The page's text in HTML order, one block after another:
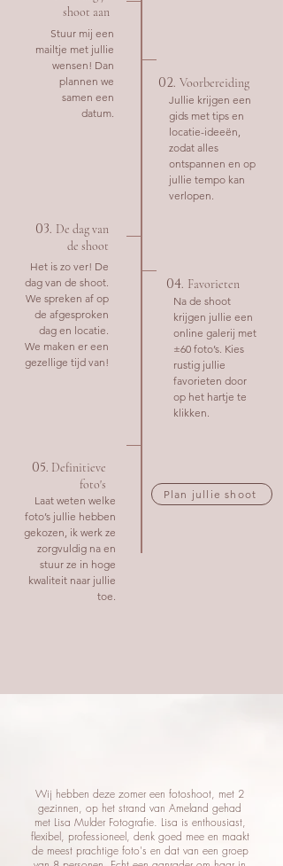
Stuur mij een
mailtje met jullie
wensen! Dan
plannen we
samen een
datum.
shoot aan
Het is zo ver! De
dag van de shoot.
We spreken af op
de afgesproken
dag en locatie.
We maken er een
gezellige tijd van!
03. De dag van
de shoot
Jullie krijgen een
gids met tips en
locatie-ideeën,
zodat alles
ontspannen en op
jullie tempo kan
verlopen.
02. Voorbereiding
Na de shoot
krijgen jullie een
online galerij met
±60 foto’s. Kies
rustig jullie
favorieten door
op het hartje te
klikken.
04. Favorieten
Laat weten welke
foto’s jullie hebben
gekozen, ik werk ze
zorgvuldig na en
stuur ze in hoge
kwaliteit naar jullie
toe.
05. Definitieve
foto's
Plan jullie shoot
Wij hebben deze zomer een fotoshoot, met 2
gezinnen, op het strand van Ameland gehad
met Lisa Mulder Fotografie. Lisa is enthousiast,
flexibel, professioneel, denk goed mee en maakt
de meest prachtige foto's en dat van een groep